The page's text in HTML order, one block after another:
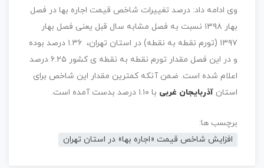
وی ادامه داد: درصد تغییرات شاخص قیمت اجاره بها در فصل
بهار ۱۳۹۸ نسبت به فصل مشابه سال قبل یعنی فصل بهار
۱۳۹۷ (تورم نقطه به نقطه) در استان تهران، ۱.۳۶ درصد بوده
و در این فصل مقدار تورم نقطه به نقطه ی کشور ۶.۲۵ درصد
اعلام شده است. ضمن آنکه کمترین مقدار این شاخص برای
استان آذربایجان غربی با ۱.۱۰ درصد بدست آمده است.
برچسب ها:
افزایش شاخص قیمت «اجاره بها» در استان تهران